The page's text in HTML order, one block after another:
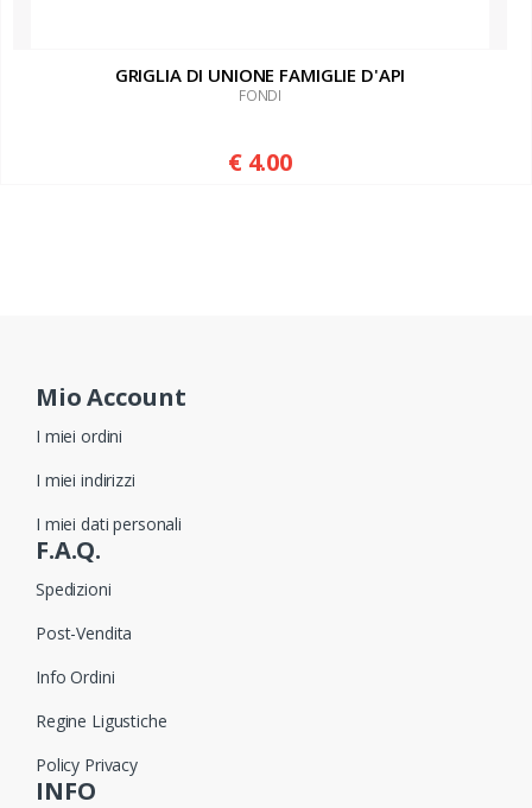
GRIGLIA DI UNIONE FAMIGLIE D'API
FONDI
€ 4.00
Mio Account
I miei ordini
I miei indirizzi
I miei dati personali
F.A.Q.
Spedizioni
Post-Vendita
Info Ordini
Regine Ligustiche
Policy Privacy
INFO